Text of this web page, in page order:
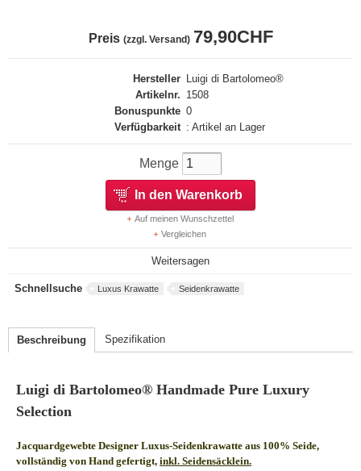
Preis (zzgl. Versand) 79,90CHF
Hersteller Luigi di Bartolomeo®
Artikelnr. 1508
Bonuspunkte 0
Verfügbarkeit : Artikel an Lager
Menge
In den Warenkorb
Auf meinen Wunschzettel
Vergleichen
Weitersagen
Schnellsuche Luxus Krawatte Seidenkrawatte
Beschreibung Spezifikation
Luigi di Bartolomeo® Handmade Pure Luxury
Selection
Jacquardgewebte Designer Luxus-Seidenkrawatte aus 100% Seide,
vollständig von Hand gefertigt, inkl. Seidensäcklein.